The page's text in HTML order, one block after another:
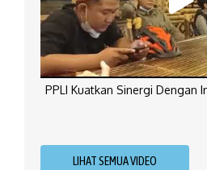
PPLI Kuatkan Sinergi Dengan
LIHAT SEMUA VIDEO